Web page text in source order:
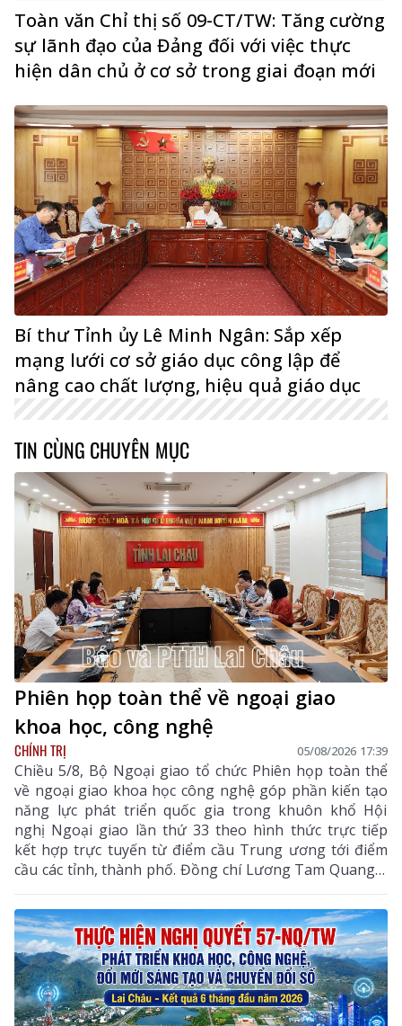
Toàn văn Chỉ thị số 09-CT/TW: Tăng cường
sự lãnh đạo của Đảng đối với việc thực
hiện dân chủ ở cơ sở trong giai đoạn mới
Bí thư Tỉnh ủy Lê Minh Ngân: Sắp xếp
mạng lưới cơ sở giáo dục công lập để
nâng cao chất lượng, hiệu quả giáo dục
TIN CÙNG CHUYÊN MỤC
Phiên họp toàn thể về ngoại giao
khoa học, công nghệ
CHÍNH TRỊ 05/08/2026 17:39
Chiều 5/8, Bộ Ngoại giao tổ chức Phiên họp toàn thể
về ngoại giao khoa học công nghệ góp phần kiến tạo
năng lực phát triển quốc gia trong khuôn khổ Hội
nghị Ngoại giao lần thứ 33 theo hình thức trực tiếp
kết hợp trực tuyến từ điểm cầu Trung ương tới điểm
cầu các tỉnh, thành phố. Đồng chí Lương Tam Quang –
Uỷ viên Bộ Chính trị, Bộ trưởng Bộ Công an, Phó
Trưởng ban Thường trực Ban Chỉ đạo Trung ương
thực hiện Nghị quyết số 57-NQ/TW của Bộ Chính trị
dự và chỉ đạo phiên họp. Dự phiên họp còn có đồng
chí Lê Hoài Trung - Ủy viên Bộ Chính trị, Bí thư Đảng
ủy, Bộ trưởng Bộ Ngoại giao; đại diện lãnh đạo các
ban, bộ, ngành Trung ương.